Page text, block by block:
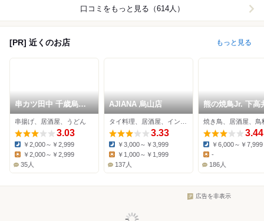
口コミをもっと見る（614人）
[PR] 近くのお店 もっと見る
串カツ田中 千歳烏山
店
串揚げ、居酒屋、うどん
3.03
Dinner:
￥2,000～￥2,999
Lunch:
￥2,000～￥2,999
35人
AJIANA 烏山店
3.33
Dinner:
￥3,000～￥3,999
￥1,000～￥1,999
137人
熊の焼鳥Jr.
焼き鳥、居酒屋、鳥
3.44
Dinner:
￥6,000～￥7,999
-
186人
広告を非表示